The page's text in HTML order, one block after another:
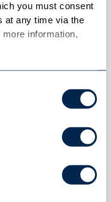
you must consent
at any time via the
information,
el motor
de
tan solo un
los turnos de
pueden